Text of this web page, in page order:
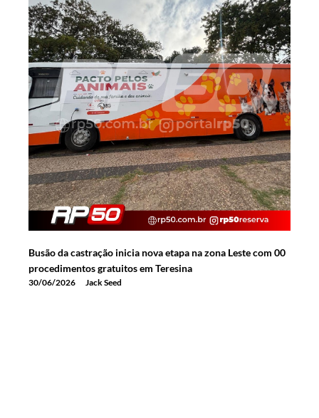
Busão da castração inicia nova etapa na zona Leste com 00
procedimentos gratuitos em Teresina
30/06/2026 Jack Seed